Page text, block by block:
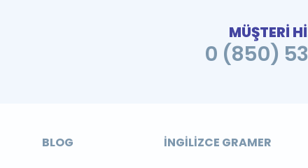
MÜŞTERİ
0 (850)
BLOG İNGILIZCE GRAMER